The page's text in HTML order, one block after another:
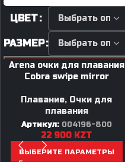
ЦВЕТ
РАЗМЕР
Arena очки для плавания
Cobra swipe mirror
Плавание, Очки для
плавания
Артикул: 004196-800
22 900 KZT
ВЫБЕРИТЕ ПАРАМЕТРЫ